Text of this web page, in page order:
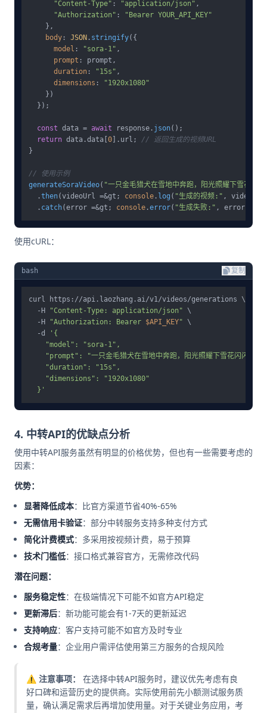
"Content-Type" : "application/json" ,
"Authorization" :
"Bearer YOUR_API_KEY"
    },
body : JSON . stringify({
model : "sora-1" ,
prompt : prompt,
duration : "15s" ,
dimensions :
"1920x1080"
    })
  });
const data = await response. json();
return data.data 0 ]. url ; // 返回生成的视频URL
}
// 使用示例
generateSoraVideo( "一只金毛猎犬在雪地中奔跑，阳光照耀下雪花闪
  .
then(videoUrl =&gt; console . log ( "生成的视频:" ,
  .
catch(error =&gt; console .error( "生成失败:"
使用cURL：
bash 复制
curl https://api.laozhang.ai/v1/videos/generations \
  -H
"Content-Type: application/json" \
  -H
"Authorization: Bearer $API_KEY" \
  -d
'{
    "model": "sora-1",
"prompt": "一只金毛猎犬在雪地中奔跑，阳光照耀下雪花闪闪发光
    "duration": "15s",
    "dimensions": "1920x1080"
  }'
4. 中转API的优缺点分析
使用中转API服务虽然有明显的价格优势，但也有一些需要考虑的
因素：
优势：
显著降低成本：比官方渠道节省40%-65%
无需信用卡验证：部分中转服务支持多种支付方式
简化计费模式：多采用按视频计费，易于预算
技术门槛低：接口格式兼容官方，无需修改代码
潜在问题：
服务稳定性：在极端情况下可能不如官方API稳定
更新滞后：新功能可能会有1-7天的更新延迟
支持响应：客户支持可能不如官方及时专业
合规考量：企业用户需评估使用第三方服务的合规风险
⚠️ 注意事项：
在选择中转API服务时，建议优先考虑有良
好口碑和运营历史的提供商。实际使用前先小额测试服务质
量，确认满足需求后再增加使用量。对于关键业务应用，考